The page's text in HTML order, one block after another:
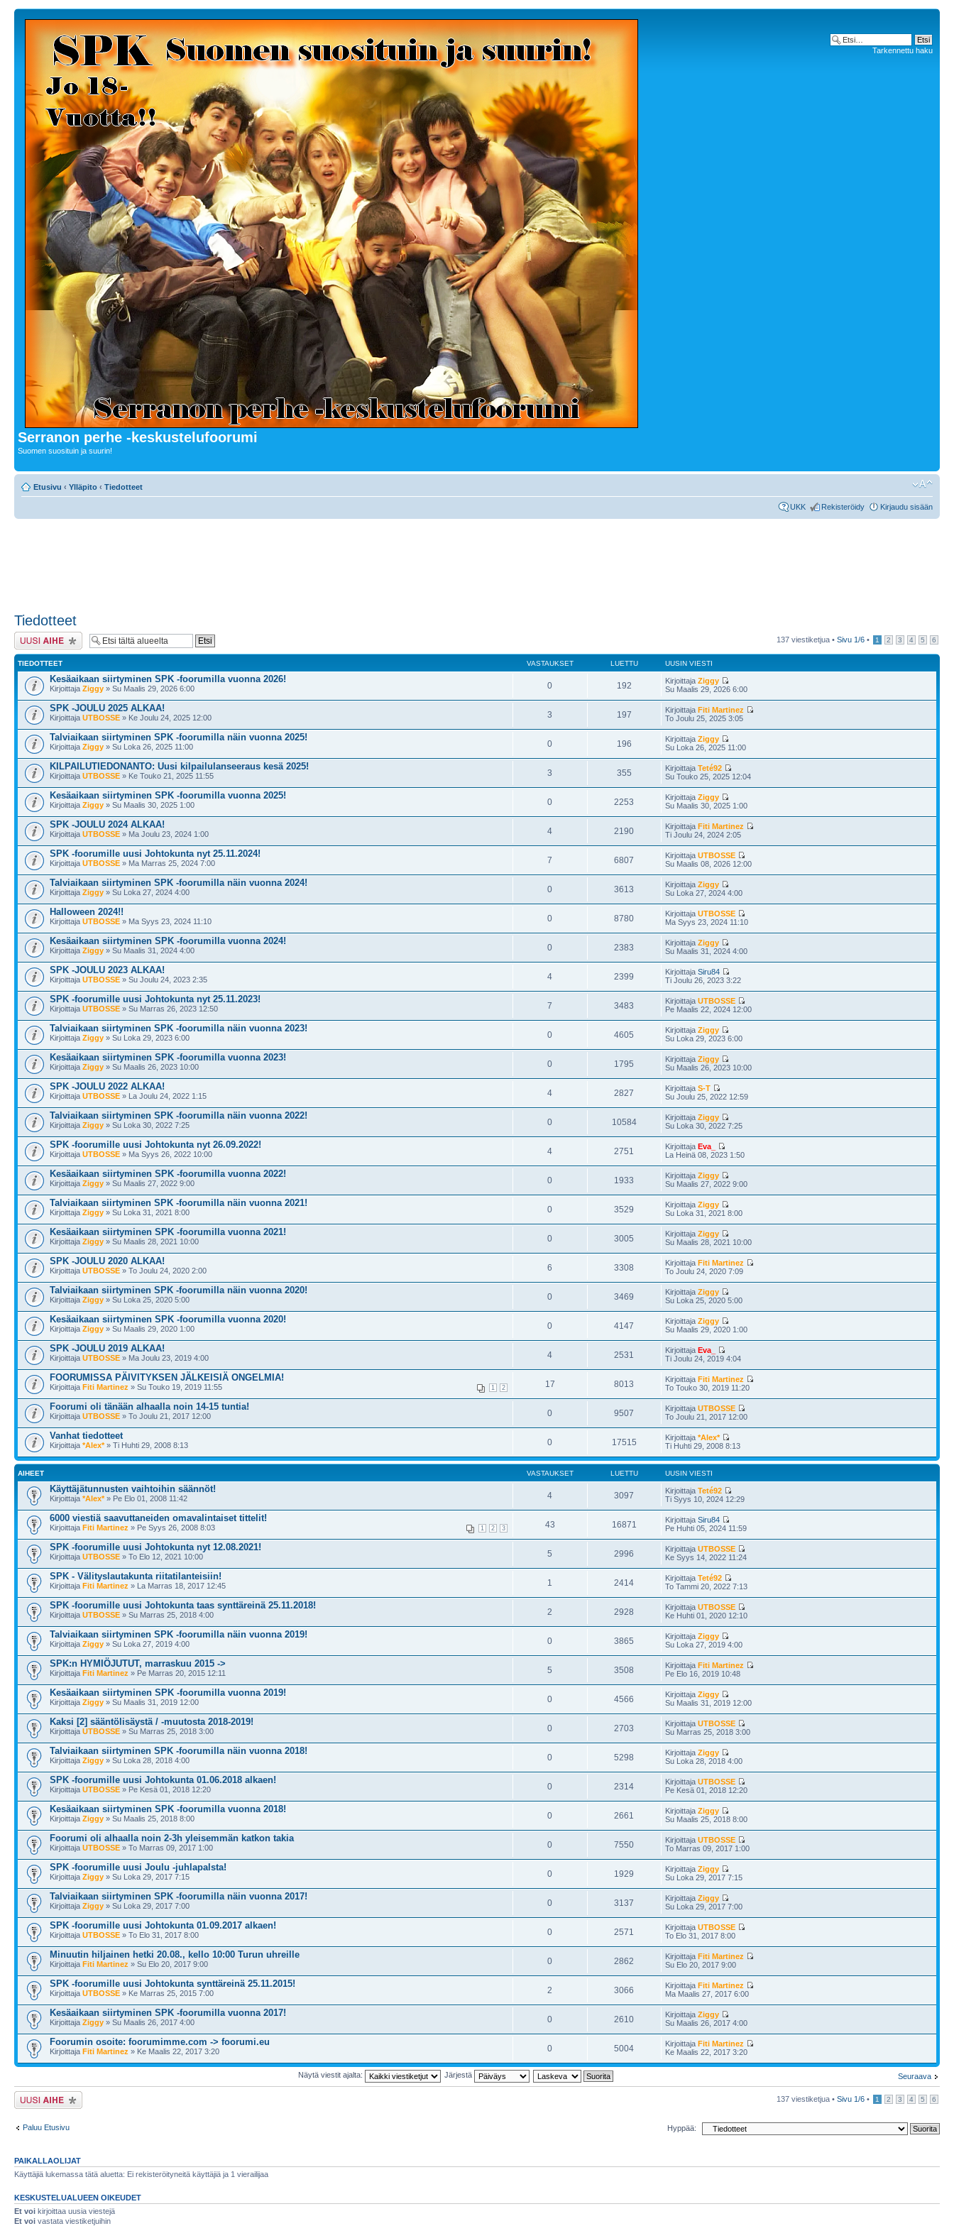
Serranon perhe -keskustelufoorumi
Suomen suosituin ja suurin!
Tarkennettu haku
Etusivu ‹ Ylläpito ‹ Tiedotteet
UKK Rekisteröidy Kirjaudu sisään
Tiedotteet
Lähetä uusi viesti 137 viestiketjua • Sivu 1/6 • 1 2 3 4 5 6
TIEDOTTEET VASTAUKSET LUETTU UUSIN VIESTI
Kesäaikaan siirtyminen SPK -foorumilla vuonna 2026!
Kirjoittaja Ziggy » Su Maalis 29, 2026 6:00 0 192 KirjoittajaZiggy
Su Maalis 29, 2026 6:00
SPK -JOULU 2025 ALKAA!
Kirjoittaja UTBOSSE » Ke Joulu 24, 2025 12:00 3 197 KirjoittajaFiti Martinez
To Joulu 25, 2025 3:05
Talviaikaan siirtyminen SPK -foorumilla näin vuonna 2025!
Kirjoittaja Ziggy » Su Loka 26, 2025 11:00 0 196 KirjoittajaZiggy
Su Loka 26, 2025 11:00
KILPAILUTIEDONANTO: Uusi kilpailulanseeraus kesä 2025!
Kirjoittaja UTBOSSE » Ke Touko 21, 2025 11:55 3 355 KirjoittajaTeté92
Su Touko 25, 2025 12:04
Kesäaikaan siirtyminen SPK -foorumilla vuonna 2025!
Kirjoittaja Ziggy » Su Maalis 30, 2025 1:00 0 2253 KirjoittajaZiggy
Su Maalis 30, 2025 1:00
SPK -JOULU 2024 ALKAA!
Kirjoittaja UTBOSSE » Ma Joulu 23, 2024 1:00 4 2190 KirjoittajaFiti Martinez
Ti Joulu 24, 2024 2:05
SPK -foorumille uusi Johtokunta nyt 25.11.2024!
Kirjoittaja UTBOSSE » Ma Marras 25, 2024 7:00 7 6807 KirjoittajaUTBOSSE
Su Maalis 08, 2026 12:00
Talviaikaan siirtyminen SPK -foorumilla näin vuonna 2024!
Kirjoittaja Ziggy » Su Loka 27, 2024 4:00 0 3613 KirjoittajaZiggy
Su Loka 27, 2024 4:00
Halloween 2024!!
Kirjoittaja UTBOSSE » Ma Syys 23, 2024 11:10 0 8780 KirjoittajaUTBOSSE
Ma Syys 23, 2024 11:10
Kesäaikaan siirtyminen SPK -foorumilla vuonna 2024!
Kirjoittaja Ziggy » Su Maalis 31, 2024 4:00 0 2383 KirjoittajaZiggy
Su Maalis 31, 2024 4:00
SPK -JOULU 2023 ALKAA!
Kirjoittaja UTBOSSE » Su Joulu 24, 2023 2:35 4 2399 KirjoittajaSiru84
Ti Joulu 26, 2023 3:22
SPK -foorumille uusi Johtokunta nyt 25.11.2023!
Kirjoittaja UTBOSSE » Su Marras 26, 2023 12:50 7 3483 KirjoittajaUTBOSSE
Pe Maalis 22, 2024 12:00
Talviaikaan siirtyminen SPK -foorumilla näin vuonna 2023!
Kirjoittaja Ziggy » Su Loka 29, 2023 6:00 0 4605 KirjoittajaZiggy
Su Loka 29, 2023 6:00
Kesäaikaan siirtyminen SPK -foorumilla vuonna 2023!
Kirjoittaja Ziggy » Su Maalis 26, 2023 10:00 0 1795 KirjoittajaZiggy
Su Maalis 26, 2023 10:00
SPK -JOULU 2022 ALKAA!
Kirjoittaja UTBOSSE » La Joulu 24, 2022 1:15 4 2827 KirjoittajaS-T
Su Joulu 25, 2022 12:59
Talviaikaan siirtyminen SPK -foorumilla näin vuonna 2022!
Kirjoittaja Ziggy » Su Loka 30, 2022 7:25 0 10584 KirjoittajaZiggy
Su Loka 30, 2022 7:25
SPK -foorumille uusi Johtokunta nyt 26.09.2022!
Kirjoittaja UTBOSSE » Ma Syys 26, 2022 10:00 4 2751 KirjoittajaEva_
La Heinä 08, 2023 1:50
Kesäaikaan siirtyminen SPK -foorumilla vuonna 2022!
Kirjoittaja Ziggy » Su Maalis 27, 2022 9:00 0 1933 KirjoittajaZiggy
Su Maalis 27, 2022 9:00
Talviaikaan siirtyminen SPK -foorumilla näin vuonna 2021!
Kirjoittaja Ziggy » Su Loka 31, 2021 8:00 0 3529 KirjoittajaZiggy
Su Loka 31, 2021 8:00
Kesäaikaan siirtyminen SPK -foorumilla vuonna 2021!
Kirjoittaja Ziggy » Su Maalis 28, 2021 10:00 0 3005 KirjoittajaZiggy
Su Maalis 28, 2021 10:00
SPK -JOULU 2020 ALKAA!
Kirjoittaja UTBOSSE » To Joulu 24, 2020 2:00 6 3308 KirjoittajaFiti Martinez
To Joulu 24, 2020 7:09
Talviaikaan siirtyminen SPK -foorumilla näin vuonna 2020!
Kirjoittaja Ziggy » Su Loka 25, 2020 5:00 0 3469 KirjoittajaZiggy
Su Loka 25, 2020 5:00
Kesäaikaan siirtyminen SPK -foorumilla vuonna 2020!
Kirjoittaja Ziggy » Su Maalis 29, 2020 1:00 0 4147 KirjoittajaZiggy
Su Maalis 29, 2020 1:00
SPK -JOULU 2019 ALKAA!
Kirjoittaja UTBOSSE » Ma Joulu 23, 2019 4:00 4 2531 KirjoittajaEva_
Ti Joulu 24, 2019 4:04
FOORUMISSA PÄIVITYKSEN JÄLKEISIÄ ONGELMIA!
1 2
Kirjoittaja Fiti Martinez » Su Touko 19, 2019 11:55 17 8013 KirjoittajaFiti Martinez
To Touko 30, 2019 11:20
Foorumi oli tänään alhaalla noin 14-15 tuntia!
Kirjoittaja UTBOSSE » To Joulu 21, 2017 12:00 0 9507 KirjoittajaUTBOSSE
To Joulu 21, 2017 12:00
Vanhat tiedotteet
Kirjoittaja *Alex*» Ti Huhti 29, 2008 8:13 0 17515 Kirjoittaja*Alex*
Ti Huhti 29, 2008 8:13
AIHEET VASTAUKSET LUETTU UUSIN VIESTI
Käyttäjätunnusten vaihtoihin säännöt!
Kirjoittaja *Alex*» Pe Elo 01, 2008 11:42 4 3097 KirjoittajaTeté92
Ti Syys 10, 2024 12:29
6000 viestiä saavuttaneiden omavalintaiset tittelit!
1 2 3
Kirjoittaja Fiti Martinez » Pe Syys 26, 2008 8:03 43 16871 KirjoittajaSiru84
Pe Huhti 05, 2024 11:59
SPK -foorumille uusi Johtokunta nyt 12.08.2021!
Kirjoittaja UTBOSSE » To Elo 12, 2021 10:00 5 2996 KirjoittajaUTBOSSE
Ke Syys 14, 2022 11:24
SPK - Välityslautakunta riitatilanteisiin!
Kirjoittaja Fiti Martinez » La Marras 18, 2017 12:45 1 2414 KirjoittajaTeté92
To Tammi 20, 2022 7:13
SPK -foorumille uusi Johtokunta taas synttäreinä 25.11.2018!
Kirjoittaja UTBOSSE » Su Marras 25, 2018 4:00 2 2928 KirjoittajaUTBOSSE
Ke Huhti 01, 2020 12:10
Talviaikaan siirtyminen SPK -foorumilla näin vuonna 2019!
Kirjoittaja Ziggy » Su Loka 27, 2019 4:00 0 3865 KirjoittajaZiggy
Su Loka 27, 2019 4:00
SPK:n HYMIÖJUTUT, marraskuu 2015 ->
Kirjoittaja Fiti Martinez » Pe Marras 20, 2015 12:11 5 3508 KirjoittajaFiti Martinez
Pe Elo 16, 2019 10:48
Kesäaikaan siirtyminen SPK -foorumilla vuonna 2019!
Kirjoittaja Ziggy » Su Maalis 31, 2019 12:00 0 4566 KirjoittajaZiggy
Su Maalis 31, 2019 12:00
Kaksi [2] sääntölisäystä / -muutosta 2018-2019!
Kirjoittaja UTBOSSE » Su Marras 25, 2018 3:00 0 2703 KirjoittajaUTBOSSE
Su Marras 25, 2018 3:00
Talviaikaan siirtyminen SPK -foorumilla näin vuonna 2018!
Kirjoittaja Ziggy » Su Loka 28, 2018 4:00 0 5298 KirjoittajaZiggy
Su Loka 28, 2018 4:00
SPK -foorumille uusi Johtokunta 01.06.2018 alkaen!
Kirjoittaja UTBOSSE » Pe Kesä 01, 2018 12:20 0 2314 KirjoittajaUTBOSSE
Pe Kesä 01, 2018 12:20
Kesäaikaan siirtyminen SPK -foorumilla vuonna 2018!
Kirjoittaja Ziggy » Su Maalis 25, 2018 8:00 0 2661 KirjoittajaZiggy
Su Maalis 25, 2018 8:00
Foorumi oli alhaalla noin 2-3h yleisemmän katkon takia
Kirjoittaja UTBOSSE » To Marras 09, 2017 1:00 0 7550 KirjoittajaUTBOSSE
To Marras 09, 2017 1:00
SPK -foorumille uusi Joulu -juhlapalsta!
Kirjoittaja Ziggy » Su Loka 29, 2017 7:15 0 1929 KirjoittajaZiggy
Su Loka 29, 2017 7:15
Talviaikaan siirtyminen SPK -foorumilla näin vuonna 2017!
Kirjoittaja Ziggy » Su Loka 29, 2017 7:00 0 3137 KirjoittajaZiggy
Su Loka 29, 2017 7:00
SPK -foorumille uusi Johtokunta 01.09.2017 alkaen!
Kirjoittaja UTBOSSE » To Elo 31, 2017 8:00 0 2571 KirjoittajaUTBOSSE
To Elo 31, 2017 8:00
Minuutin hiljainen hetki 20.08., kello 10:00 Turun uhreille
Kirjoittaja Fiti Martinez » Su Elo 20, 2017 9:00 0 2862 KirjoittajaFiti Martinez
Su Elo 20, 2017 9:00
SPK -foorumille uusi Johtokunta synttäreinä 25.11.2015!
Kirjoittaja UTBOSSE » Ke Marras 25, 2015 7:00 2 3066 KirjoittajaFiti Martinez
Ma Maalis 27, 2017 6:00
Kesäaikaan siirtyminen SPK -foorumilla vuonna 2017!
Kirjoittaja Ziggy » Su Maalis 26, 2017 4:00 0 2610 KirjoittajaZiggy
Su Maalis 26, 2017 4:00
Foorumin osoite: foorumimme.com -> foorumi.eu
Kirjoittaja Fiti Martinez » Ke Maalis 22, 2017 3:20 0 5004 KirjoittajaFiti Martinez
Ke Maalis 22, 2017 3:20
Seuraava
Näytä viestit ajalta: Järjestä
Lähetä uusi viesti 137 viestiketjua • Sivu 1/6 • 1 2 3 4 5 6
Paluu Etusivu Hyppää:
PAIKALLAOLIJAT
Käyttäjiä lukemassa tätä aluetta: Ei rekisteröityneitä käyttäjiä ja 1 vierailijaa
KESKUSTELUALUEEN OIKEUDET
Et voi kirjoittaa uusia viestejä
Et voi vastata viestiketjuihin